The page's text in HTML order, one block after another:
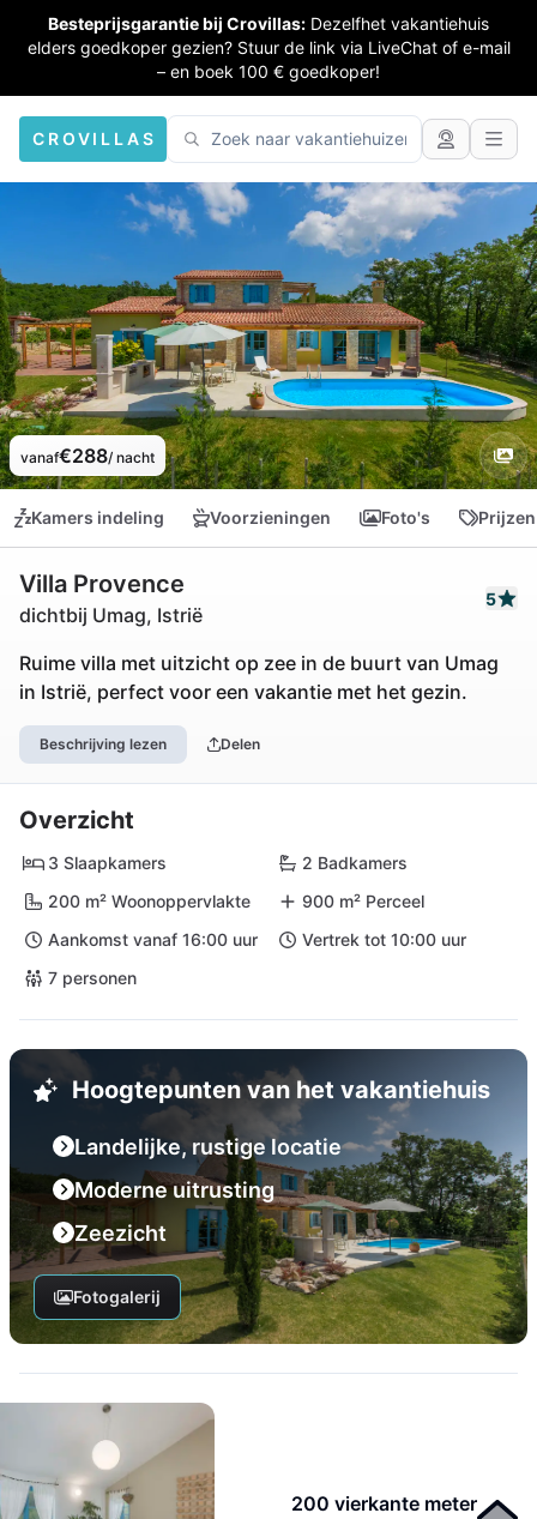
Besteprijsgarantie bij Crovillas: Dezelfhet vakantiehuis
elders goedkoper gezien? Stuur de link via LiveChat of e-mail
– en boek 100 € goedkoper!
CROVILLAS
vanaf€288/ nacht
Kamers indeling Voorzieningen Foto's
Villa Provence
dichtbij Umag, Istrië
5
Ruime villa met uitzicht op zee in de buurt van Umag
in Istrië, perfect voor een vakantie met het gezin.
Beschrijving lezen Delen
Overzicht
3 Slaapkamers
2 Badkamers
200 m² Woonoppervlakte
900 m² Perceel
Aankomst vanaf 16:00 uur
Vertrek tot 10:00 uur
7 personen
Hoogtepunten van het vakantiehuis
Landelijke, rustige locatie
Moderne uitrusting
Zeezicht
Fotogalerij
200 vierkante meter